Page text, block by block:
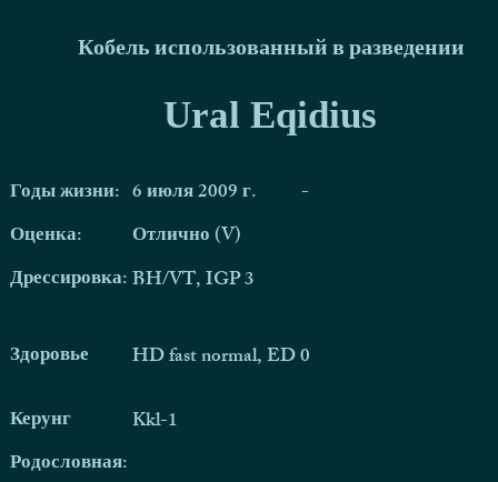
Кобель использованный в разведении
Ural Eqidius
Годы жизни: 6 июля 2009 г.
-
Оценка:
Отлично (V)
Дрессировка:BH/VT, IGP 3
Здоровье
HD fast normal, ED 0
Керунг
Kkl-1
Родословная: